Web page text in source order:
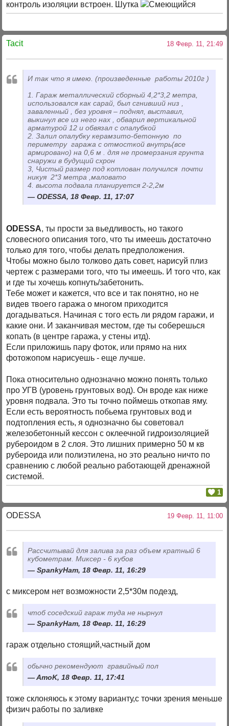
контроль изоляции встроен. Шутка
Tacit 18 Февр. 11, 21:49
И так что я имею. (произведенные работы 2010г )
1. Гараж металлический сборный 4,2*3,2 метра,
использовался как сарай, был сгнивший низ ,
заваленный , без уровня – поднял, выставил,
выкинул все из него нах , обварил вертикальной
арматурой 12 и обвязал с опалубкой
2. Залил опалубку керамзито-бетонную по
периметру гаража с отмосткой внутрь(все
армировано) на 0,6 м . для не промерзания грунта
снаружи в будущий схрон
3, Чистый размер под котлован получился почти
никуя 2*3 метра ,маловато
4. высота подвала планируется 2-2,2м
ODESSA, 18 Февр. 11, 17:07
ODESSA, ты прости за вьедливость, но такого
словесного описания того, что ты имеешь достаточно
только для того, чтобы делать предположения.
Чтобы можно было толково дать совет, нарисуй плиз
чертеж с размерами того, что ты имеешь. И того что, как
и где ты хочешь копнуть/забетонить.
Тебе может и кажется, что все и так понятно, но не
видев твоего гаража о многом приходится
догадываться. Начиная с того есть ли рядом гаражи, и
какие они. И заканчивая местом, где ты соберешься
копать (в центре гаража, у стены итд).
Если приложишь пару фоток, или прямо на них
фотожопом нарисуешь - еще лучше.
Пока относительно однозначно можно понять только
про УГВ (уровень грунтовых вод). Он вроде как ниже
уровня подвала. Это ты точно поймешь откопав яму.
Если есть вероятность побьема грунтовых вод и
подтопления есть, я однозначно бы советовал
железобетонный кессон с оклеечной гидроизоляцией
рубероидом в 2 слоя. Это лишних примерно 50 м кв
рубероида или полиэтилена, но это реально ничто по
сравнению с любой реально работающей дренажной
системой.
1
ODESSA 19 Февр. 11, 11:00
Рассчитывай для залива за раз объем кратный 6
кубометрам. Миксер - 6 кубов
SpankyHam, 18 Февр. 11, 16:29
с миксером нет возможности 2,5*30м подезд,
чтоб соседский гараж туда не нырнул
SpankyHam, 18 Февр. 11, 16:29
гараж отдельно стоящий,частный дом
обычно рекомендуют гравийный пол
AmoK, 18 Февр. 11, 17:41
тоже склоняюсь к этому варианту,с точки зрения меньше
физич работы по заливке